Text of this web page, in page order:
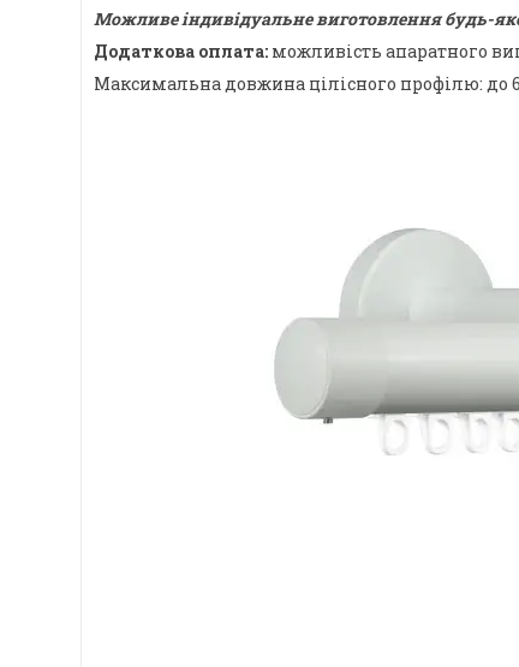
Можливе індивідуальне виготовлення будь-
Додаткова оплата: можливість апаратного
Максимальна довжина цілісного профілю: до